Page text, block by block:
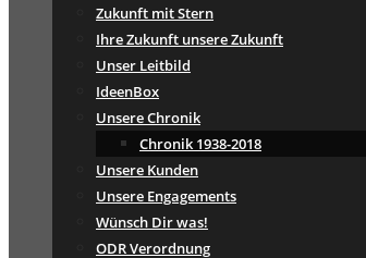
Zukunft mit Stern
Ihre Zukunft unsere Zukunft
Unser Leitbild
IdeenBox
Unsere Chronik
Chronik 1938-2018
Unsere Kunden
Unsere Engagements
Wünsch Dir was!
ODR Verordnung